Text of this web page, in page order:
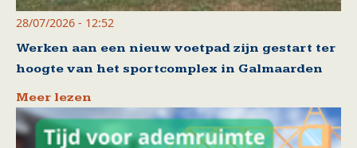
28/07/2026 - 12:52
Werken aan een nieuw voetpad zijn gestart ter
hoogte van het sportcomplex in Galmaarden
Meer lezen